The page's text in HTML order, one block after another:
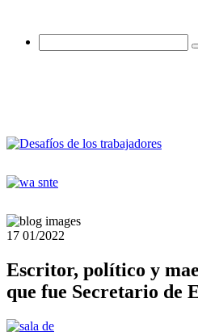
17 01/2022
Escritor, político y
que fue Secretario de